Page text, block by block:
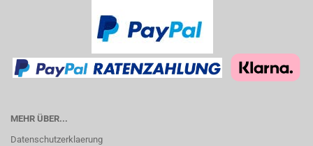
MEHR ÜBER...
Datenschutzerklaerung